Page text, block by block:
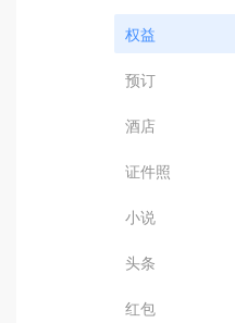
权益
预订
酒店
证件照
小说
头条
红包